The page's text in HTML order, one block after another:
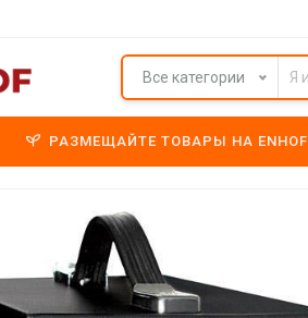
Все категории
РАЗМЕЩАЙТЕ ТОВАРЫ НА ENHOF